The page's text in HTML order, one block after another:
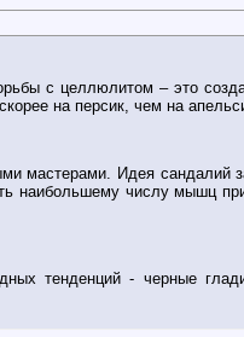
с целлюлитом – это
на персик, чем на
мастерами. Идея сандалий
наибольшему числу мышц
тенденций - черные